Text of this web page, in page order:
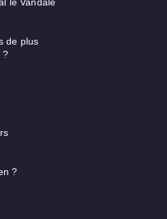
de plus
?
?